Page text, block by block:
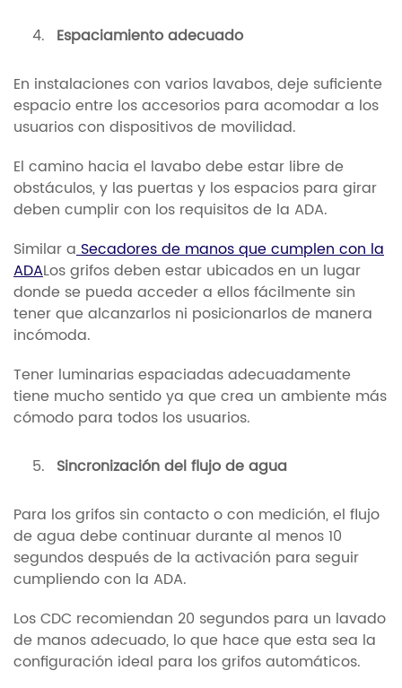
Espaciamiento adecuado
En instalaciones con varios lavabos, deje suficiente
espacio entre los accesorios para acomodar a los
usuarios con dispositivos de movilidad.
El camino hacia el lavabo debe estar libre de
obstáculos, y las puertas y los espacios para girar
deben cumplir con los requisitos de la ADA.
Similar aSecadores de manos que cumplen con la
ADALos grifos deben estar ubicados en un lugar
donde se pueda acceder a ellos fácilmente sin
tener que alcanzarlos ni posicionarlos de manera
incómoda.
Tener luminarias espaciadas adecuadamente
tiene mucho sentido ya que crea un ambiente más
cómodo para todos los usuarios.
Sincronización del flujo de agua
Para los grifos sin contacto o con medición, el flujo
de agua debe continuar durante al menos 10
segundos después de la activación para seguir
cumpliendo con la ADA.
Los CDC recomiendan 20 segundos para un lavado
de manos adecuado, lo que hace que esta sea la
configuración ideal para los grifos automáticos.